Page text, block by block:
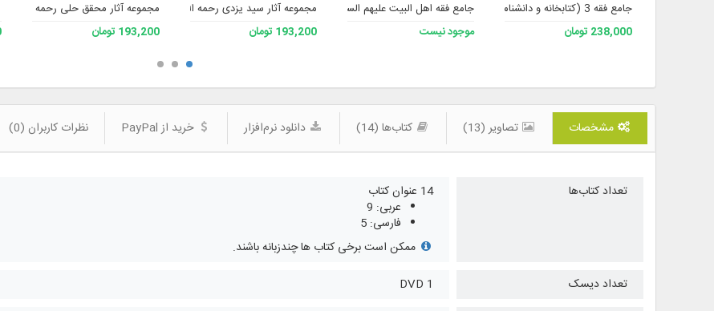
جامع فقه 3 (کتابخانه و دانشنامه تخصصی فقه)
238,000 تومان
جامع فقه اهل البیت علیهم السلام ۲
موجود نیست
مجموعه آثار سید یزدی رحمه الله
193,200 تومان
مجموعه آثار محقق حلی رحمه الله
193,200 تومان
مشخصات تصاویر (13) کتاب‌ها (14) دانلود نرم‌افزار خرید از PayPal نظرات کاربران (0)
تعداد کتاب‌ها
14 عنوان کتاب
عربی: 9
فارسی: 5
ممکن است برخی کتاب ها چندزبانه باشند.
تعداد دیسک
1 DVD